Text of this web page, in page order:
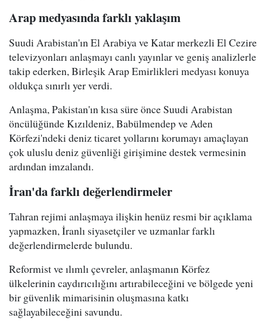
Arap medyasında farklı yaklaşım
Suudi Arabistan'ın El Arabiya ve Katar merkezli El Cezire
televizyonları anlaşmayı canlı yayınlar ve geniş analizlerle
takip ederken, Birleşik Arap Emirlikleri medyası konuya
oldukça sınırlı yer verdi.
Anlaşma, Pakistan'ın kısa süre önce Suudi Arabistan
öncülüğünde Kızıldeniz, Babülmendep ve Aden
Körfezi'ndeki deniz ticaret yollarını korumayı amaçlayan
çok uluslu deniz güvenliği girişimine destek vermesinin
ardından imzalandı.
İran'da farklı değerlendirmeler
Tahran rejimi anlaşmaya ilişkin henüz resmi bir açıklama
yapmazken, İranlı siyasetçiler ve uzmanlar farklı
değerlendirmelerde bulundu.
Reformist ve ılımlı çevreler, anlaşmanın Körfez
ülkelerinin caydırıcılığını artırabileceğini ve bölgede yeni
bir güvenlik mimarisinin oluşmasına katkı
sağlayabileceğini savundu.